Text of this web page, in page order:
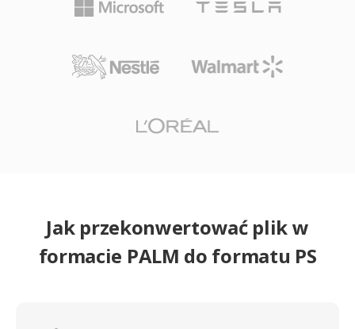
Jak przekonwertować plik w
formacie PALM do formatu PS